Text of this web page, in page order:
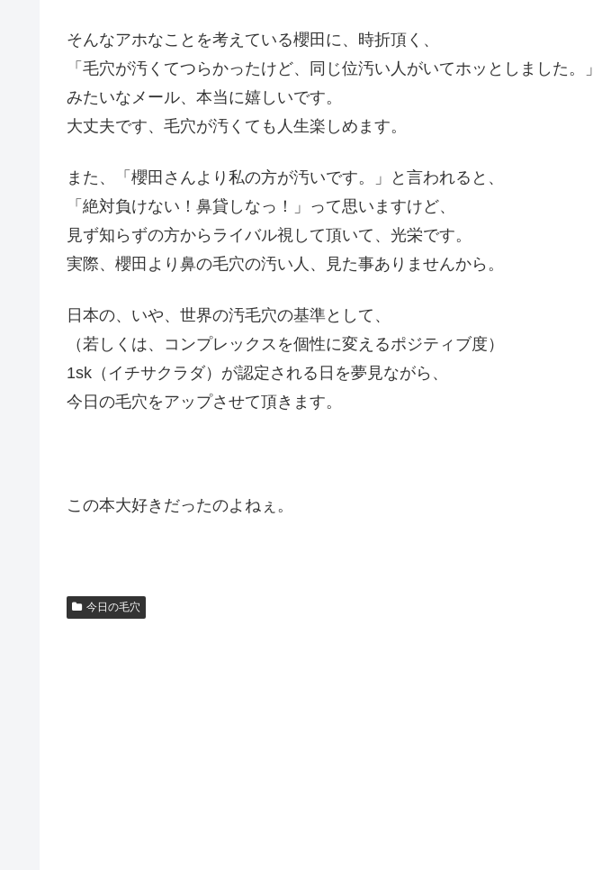
そんなアホなことを考えている櫻田に、時折頂く、
「毛穴が汚くてつらかったけど、同じ位汚い人がいてホッとしました。」
みたいなメール、本当に嬉しいです。
大丈夫です、毛穴が汚くても人生楽しめます。
また、「櫻田さんより私の方が汚いです。」と言われると、
「絶対負けない！鼻貸しなっ！」って思いますけど、
見ず知らずの方からライバル視して頂いて、光栄です。
実際、櫻田より鼻の毛穴の汚い人、見た事ありませんから。
日本の、いや、世界の汚毛穴の基準として、
（若しくは、コンプレックスを個性に変えるポジティブ度）
1sk（イチサクラダ）が認定される日を夢見ながら、
今日の毛穴をアップさせて頂きます。
この本大好きだったのよねぇ。
今日の毛穴